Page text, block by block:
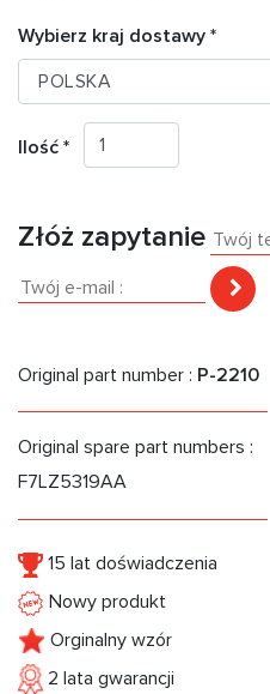
Wybierz kraj dostawy *
Ilość *
Złóż zapytanie
Original part number : P-2210
Original spare part numbers :
F7LZ5319AA
15 lat doświadczenia
Nowy produkt
Orginalny wzór
2 lata gwarancji